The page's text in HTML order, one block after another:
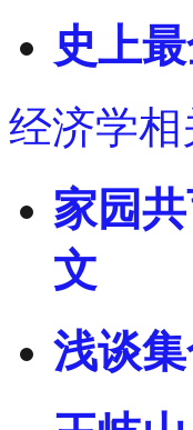
史上
经济学相
家园
文
浅谈